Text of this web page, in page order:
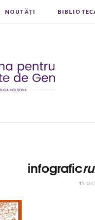
NOUTĂȚI
infografic
15